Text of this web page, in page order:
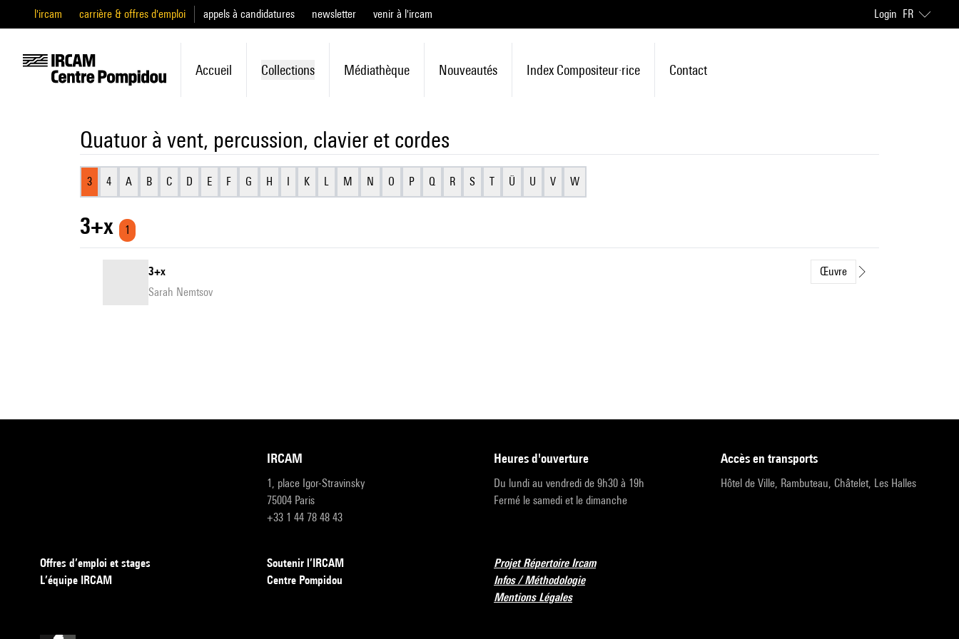
l'ircam carrière & offres d'emploi appels à candidatures newsletter venir à l'ircam Login FR
Accueil Collections Médiathèque Nouveautés Index Compositeur·rice Contact
Quatuor à vent, percussion, clavier et cordes
3 4 A B C D E F G H I K L M N O P Q R S T Ü U V W
3+x 1
3+x
Œuvre
Sarah Nemtsov
IRCAM
1, place Igor-Stravinsky
75004 Paris
+33 1 44 78 48 43
heures d'ouverture
Du lundi au vendredi de 9h30 à 19h
Fermé le samedi et le dimanche
accès en transports
Hôtel de Ville, Rambuteau, Châtelet, Les Halles
Offres d’emploi et stages
L’équipe IRCAM
Soutenir l’IRCAM
Centre Pompidou
Projet Répertoire Ircam
Infos / Méthodologie
Mentions Légales